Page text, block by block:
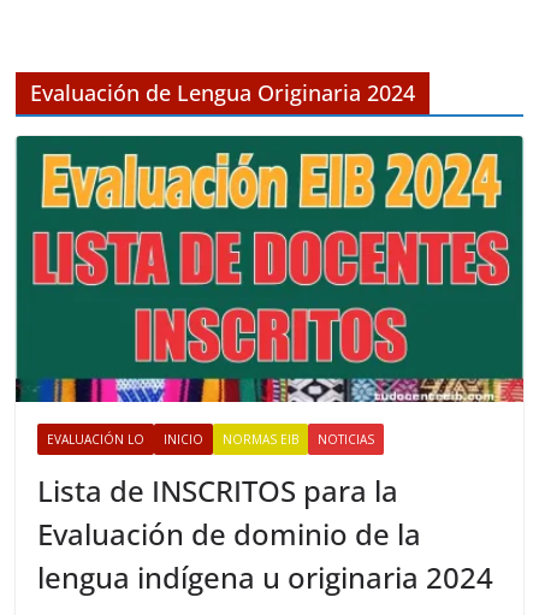
o
Evaluación de Lengua Originaria 2024
EVALUACIÓN LO INICIO NORMAS EIB NOTICIAS
Lista de INSCRITOS para la
Evaluación de dominio de la
lengua indígena u originaria 2024